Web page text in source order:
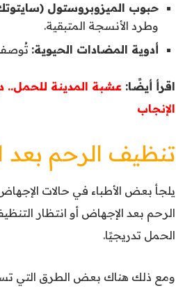
حبوب الميزوبروستول
وطرد الأنسجة المتبقية.
أدوية المضادات الحيوية: تُوصف
اقرأ أيضًا: عشبة المدينة للحمل..
الإنجاب
تنظيف الرحم بعد
يلجأ بعض الأطباء في حالات
الرحم بعد الإجهاض أو انتظار
الحمل تدريجيًا.
ومع ذلك هناك بعض الطرق التي